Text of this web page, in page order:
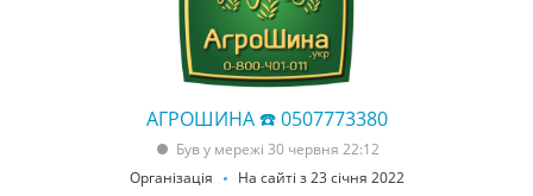
АГРОШИНА ☎️ 0507773380
Був у мережі 30 червня 22:12
Організація
На сайті з 23 січня 2022